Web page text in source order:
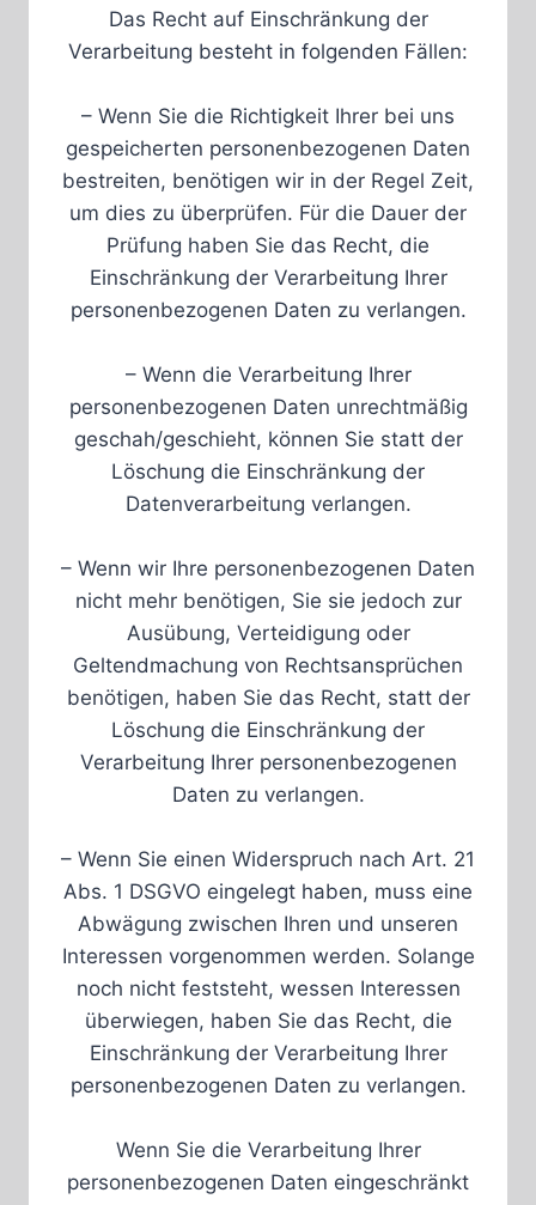
Das Recht auf Einschränkung der
Verarbeitung besteht in folgenden Fällen:
– Wenn Sie die Richtigkeit Ihrer bei uns
gespeicherten personenbezogenen Daten
bestreiten, benötigen wir in der Regel Zeit,
um dies zu überprüfen. Für die Dauer der
Prüfung haben Sie das Recht, die
Einschränkung der Verarbeitung Ihrer
personenbezogenen Daten zu verlangen.
– Wenn die Verarbeitung Ihrer
personenbezogenen Daten unrechtmäßig
geschah/geschieht, können Sie statt der
Löschung die Einschränkung der
Datenverarbeitung verlangen.
– Wenn wir Ihre personenbezogenen Daten
nicht mehr benötigen, Sie sie jedoch zur
Ausübung, Verteidigung oder
Geltendmachung von Rechtsansprüchen
benötigen, haben Sie das Recht, statt der
Löschung die Einschränkung der
Verarbeitung Ihrer personenbezogenen
Daten zu verlangen.
– Wenn Sie einen Widerspruch nach Art. 21
Abs. 1 DSGVO eingelegt haben, muss eine
Abwägung zwischen Ihren und unseren
Interessen vorgenommen werden. Solange
noch nicht feststeht, wessen Interessen
überwiegen, haben Sie das Recht, die
Einschränkung der Verarbeitung Ihrer
personenbezogenen Daten zu verlangen.
Wenn Sie die Verarbeitung Ihrer
personenbezogenen Daten eingeschränkt